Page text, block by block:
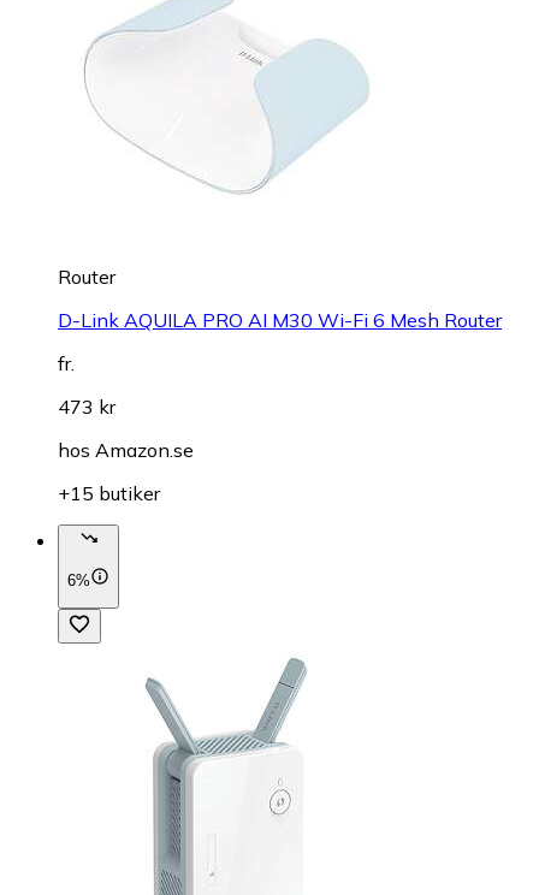
Router
D-Link AQUILA PRO AI M30 Wi-Fi 6 Mesh Router
fr.
473 kr
hos Amazon.se
+15 butiker
6%